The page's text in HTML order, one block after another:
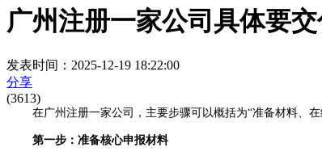
广州注册一家公司具体要
发表时间：2025-12-19 18:22:00
分享
(3613)
在广州注册一家公司，主要步骤可以概括为“准备材料、在
第一步：准备核心申报材料